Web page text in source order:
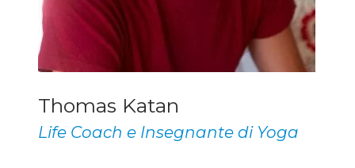
Thomas Katan
Life Coach e Insegnante di Yoga